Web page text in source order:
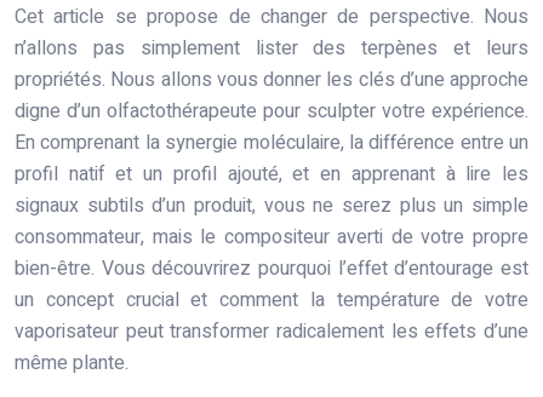
Cet article se propose de changer de perspective. Nous
n’allons pas simplement lister des terpènes et leurs
propriétés. Nous allons vous donner les clés d’une approche
digne d’un olfactothérapeute pour sculpter votre expérience.
En comprenant la synergie moléculaire, la différence entre un
profil natif et un profil ajouté, et en apprenant à lire les
signaux subtils d’un produit, vous ne serez plus un simple
consommateur, mais le compositeur averti de votre propre
bien-être. Vous découvrirez pourquoi l’effet d’entourage est
un concept crucial et comment la température de votre
vaporisateur peut transformer radicalement les effets d’une
même plante.